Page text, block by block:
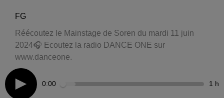
FG
Réécoutez le Mainstage de Soren du mardi 11 juin
2024🎧 Ecoutez la radio DANCE ONE sur
www.danceone.
0:00 1 h